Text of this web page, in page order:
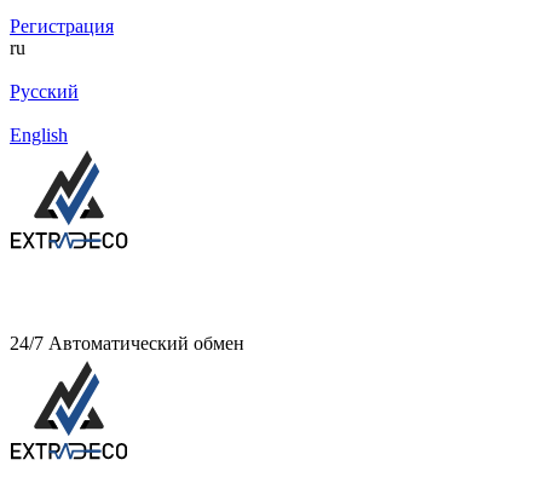
Регистрация
ru
Русский
English
24/7 Автоматический обмен